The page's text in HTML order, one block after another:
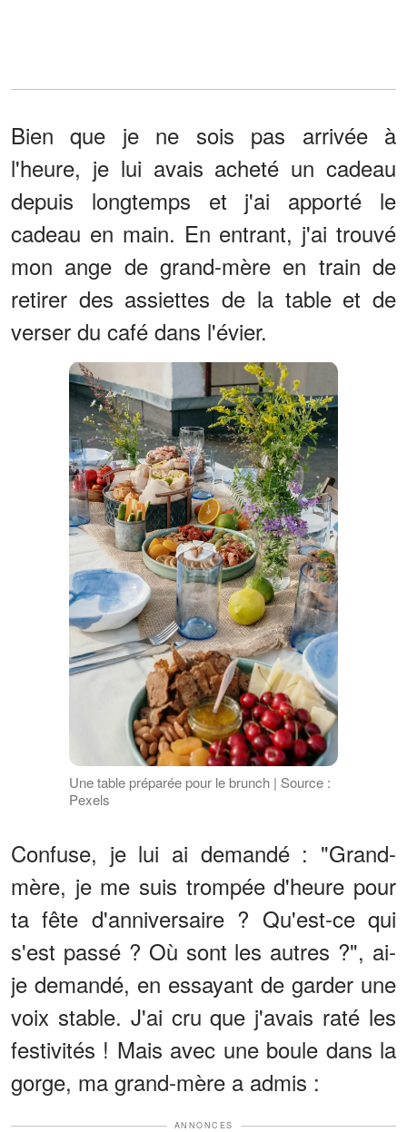
Bien que je ne sois pas arrivée à
l'heure, je lui avais acheté un cadeau
depuis longtemps et j'ai apporté le
cadeau en main. En entrant, j'ai trouvé
mon ange de grand-mère en train de
retirer des assiettes de la table et de
verser du café dans l'évier.
Une table préparée pour le brunch | Source :
Pexels
Confuse, je lui ai demandé : "Grand-
mère, je me suis trompée d'heure pour
ta fête d'anniversaire ? Qu'est-ce qui
s'est passé ? Où sont les autres ?", ai-
je demandé, en essayant de garder une
voix stable. J'ai cru que j'avais raté les
festivités ! Mais avec une boule dans la
gorge, ma grand-mère a admis :
ANNONCES